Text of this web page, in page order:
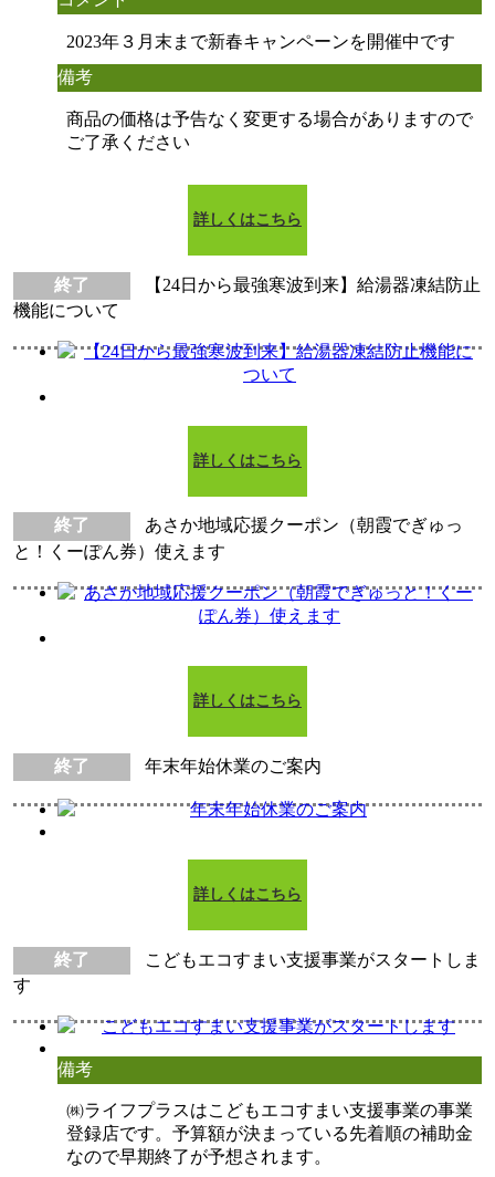
2023年３月末まで新春キャンペーンを開催中です
備考
商品の価格は予告なく変更する場合がありますので
ご了承ください
詳しくはこちら
終了
【24日から最強寒波到来】給湯器凍結防止
機能について
詳しくはこちら
終了
あさか地域応援クーポン（朝霞でぎゅっ
と！くーぽん券）使えます
詳しくはこちら
終了 年末年始休業のご案内
詳しくはこちら
終了
こどもエコすまい支援事業がスタートしま
す
備考
㈱ライフプラスはこどもエコすまい支援事業の事業
登録店です。予算額が決まっている先着順の補助金
なので早期終了が予想されます。